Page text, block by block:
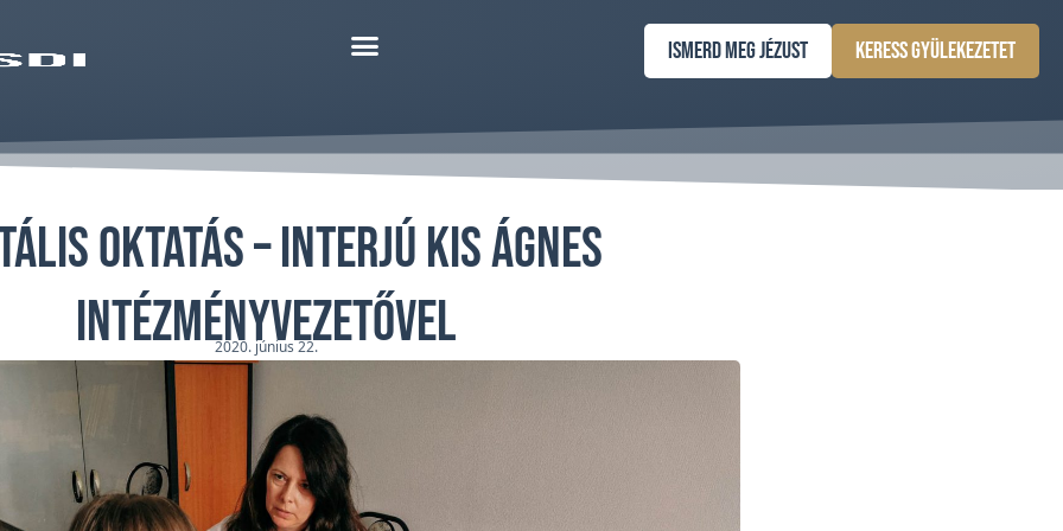
Ismerd meg Jézust Keress gyülekezetet
oktatás – interjú Kis Ágnes
intézményvezetővel
2020. június 22.